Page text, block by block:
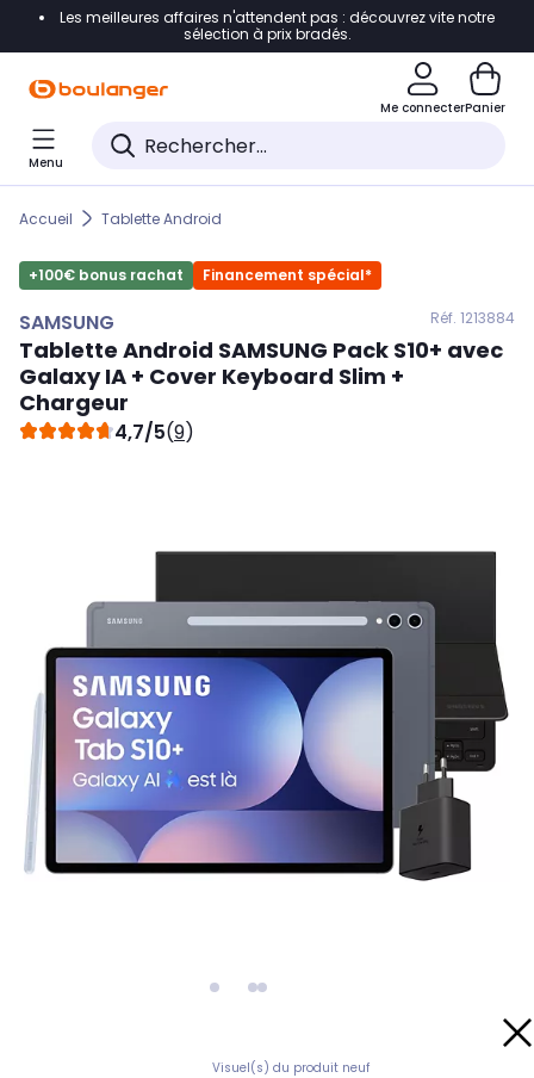
Accéder directement à la navigation
Accéder directement au pied de page
Accéder directement au chatbot
Les meilleures affaires n'attendent pas : découvrez vite notre
sélection à prix bradés.
Me connecterPanier
Menu
Accueil Tablette Android
+100€ bonus rachat Financement spécial*
SAMSUNG Réf. 1213884
Tablette Android SAMSUNG Pack S10+ avec
Galaxy IA + Cover Keyboard Slim +
Chargeur
4,7/5(9)
Visuel(s) du produit neuf